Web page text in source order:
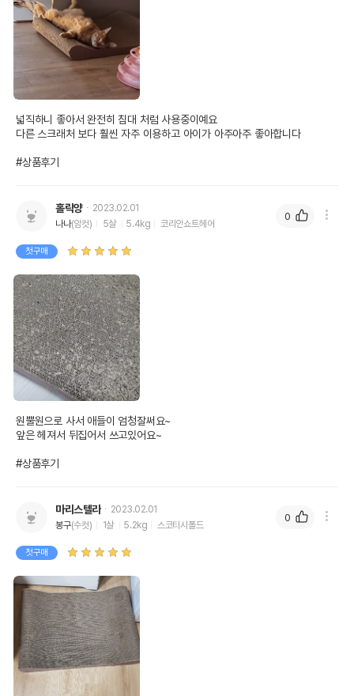
넓직하니 좋아서 완전히 침대 처럼 사용중이예요
다른 스크래처 보다 훨씬 자주 이용하고 아이가 아주아주 좋아합니다
#상품후기
홀릭양
2023.02.01
나나(암컷) 5살 5.4kg 코리안쇼트헤어
첫구매
원뿔원으로 사서 애들이 엄청잘써요~
앞은 헤져서 뒤집어서 쓰고있어요~
#상품후기
0
마리스텔라
2023.02.01
봉구(수컷) 1살 5.2kg 스코티시폴드
첫구매
0